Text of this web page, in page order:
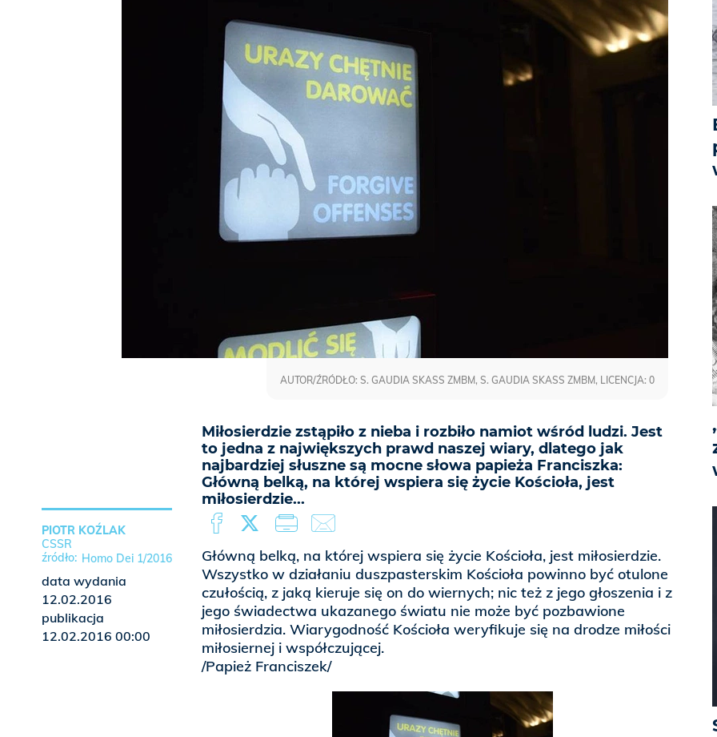
Miłosierdzie zstąpiło z nieba i rozbiło namiot wśród ludzi. Jest
to jedna z największych prawd naszej wiary, dlatego jak
najbardziej słuszne są mocne słowa papieża Franciszka:
Główną belką, na której wspiera się życie Kościoła, jest
miłosierdzie...
AUTOR/ŹRÓDŁO: S. GAUDIA SKASS ZMBM, S. GAUDIA SKASS ZMBM, LICENCJA: 0
Główną belką, na której wspiera się życie Kościoła, jest miłosierdzie.
Wszystko w działaniu duszpasterskim Kościoła powinno być otulone
czułością, z jaką kieruje się on do wiernych; nic też z jego głoszenia i z
jego świadectwa ukazanego światu nie może być pozbawione
miłosierdzia. Wiarygodność Kościoła weryfikuje się na drodze miłości
miłosiernej i współczującej.
/Papież Franciszek/
PIOTR KOŹLAK
CSSR
Homo Dei 1/2016
data wydania
12.02.2016
publikacja
12.02.2016 00:00